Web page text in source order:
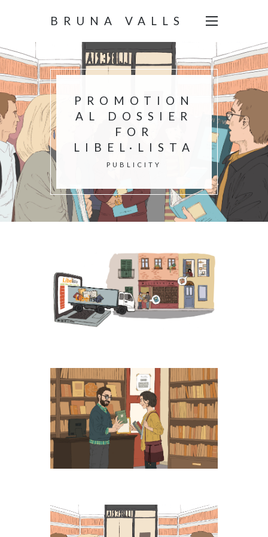
BRUNA VALLS
PROMOTION
AL DOSSIER
FOR
LIBEL·LISTA
PUBLICITY